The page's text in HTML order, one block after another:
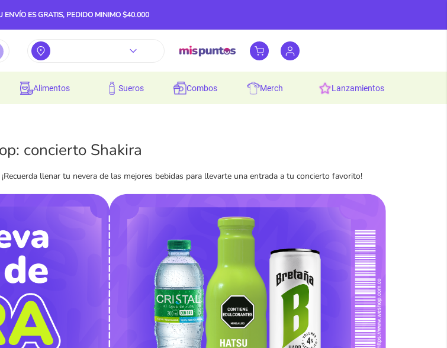
ENVÍO ES GRATIS, PEDIDO MINIMO $40.000
alimentos sueros combos merch lanzamientos
concierto Shakira
¡Recuerda llenar tu nevera de las mejores bebidas para llevarte una entrada a tu concierto favorito!